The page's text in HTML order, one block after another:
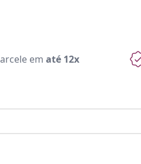
em até 12x